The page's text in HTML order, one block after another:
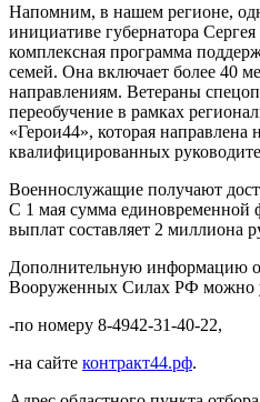
Напомним, в нашем регионе,
инициативе губернатора
комплексная программа
семей. Она включает более 40
направлениям. Ветераны
переобучение в рамках
«Герои44», которая направлена
квалифицированных
Военнослужащие получают
С 1 мая сумма единовременной
выплат составляет 2 миллиона
Дополнительную информацию о
Вооруженных Силах РФ можно
-по номеру 8-4942-31-40-22,
-на сайте контракт44.рф.